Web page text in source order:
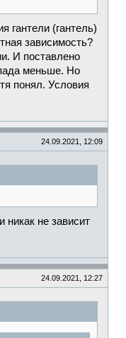
гантели (гантель)
зависимость?
И поставлено
меньше. Но
понял. Условия
24.09.2021, 12:09
никак не зависит
24.09.2021, 12:27